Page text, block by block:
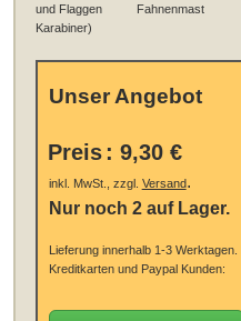
und Flaggen
Karabiner)
Fahnenmast
Unser Angebot
Preis : 9,30 €
inkl. MwSt., zzgl. Versand.
Nur noch 2 auf Lager.
Lieferung innerhalb 1-3 Werktagen.
Kreditkarten und Paypal Kunden: